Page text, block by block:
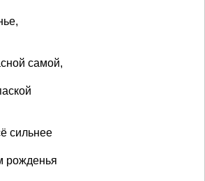
самой,
сильнее
рожденья